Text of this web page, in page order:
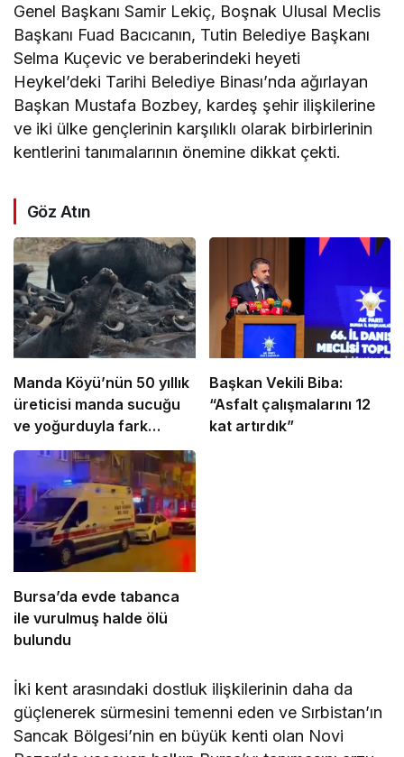
Genel Başkanı Samir Lekiç, Boşnak Ulusal Meclis
Başkanı Fuad Bacıcanın, Tutin Belediye Başkanı
Selma Kuçevic ve beraberindeki heyeti
Heykel’deki Tarihi Belediye Binası’nda ağırlayan
Başkan Mustafa Bozbey, kardeş şehir ilişkilerine
ve iki ülke gençlerinin karşılıklı olarak birbirlerinin
kentlerini tanımalarının önemine dikkat çekti.
Göz Atın
Manda Köyü’nün 50 yıllık
üreticisi manda sucuğu
ve yoğurduyla fark
oluşturdu
Başkan Vekili Biba:
“Asfalt çalışmalarını 12
kat artırdık”
Bursa’da evde tabanca
ile vurulmuş halde ölü
bulundu
İki kent arasındaki dostluk ilişkilerinin daha da
güçlenerek sürmesini temenni eden ve Sırbistan’ın
Sancak Bölgesi’nin en büyük kenti olan Novi